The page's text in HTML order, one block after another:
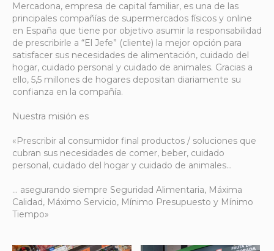
Mercadona, empresa de capital familiar, es una de las
principales compañías de supermercados físicos y online
en España que tiene por objetivo asumir la responsabilidad
de prescribirle a “El Jefe” (cliente) la mejor opción para
satisfacer sus necesidades de alimentación, cuidado del
hogar, cuidado personal y cuidado de animales. Gracias a
ello, 5,5 millones de hogares depositan diariamente su
confianza en la compañía.
Nuestra misión es
«Prescribir al consumidor final productos / soluciones que
cubran sus necesidades de comer, beber, cuidado
personal, cuidado del hogar y cuidado de animales…
… asegurando siempre Seguridad Alimentaria, Máxima
Calidad, Máximo Servicio, Mínimo Presupuesto y Mínimo
Tiempo»